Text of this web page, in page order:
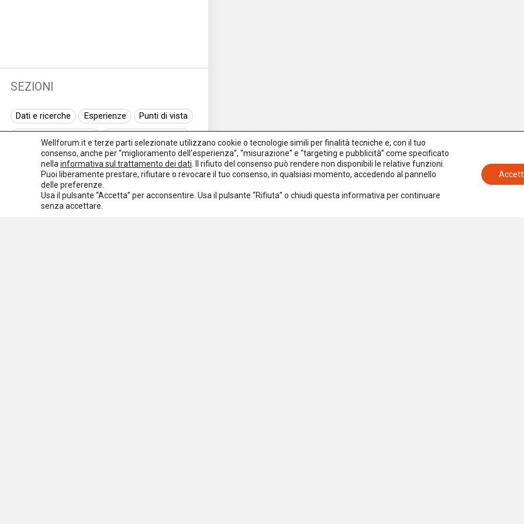
SEZIONI
Dati e ricerche Esperienze
Punti di vista
Normativa europea
Rassegna normativa
I seminari di Welforum
Eventi
Spazio ai promotori
Wellforum.it e terze parti selezionate utilizzano cookie o tecnologie simili per finalità tecniche e, con il tuo
consenso, anche per “miglioramento dell'esperienza”, “misurazione” e “targeting e pubblicità” come specificato
nella informativa sul trattamento dei dati . Il rifiuto del consenso può rendere non disponibili le relative funzioni.
Puoi liberamente prestare, rifiutare o revocare il tuo consenso, in qualsiasi momento, accedendo al pannello
delle preferenze.
Usa il pulsante “Accetta” per acconsentire. Usa il pulsante “Rifiuta” o chiudi questa informativa per continuare
senza accettare.